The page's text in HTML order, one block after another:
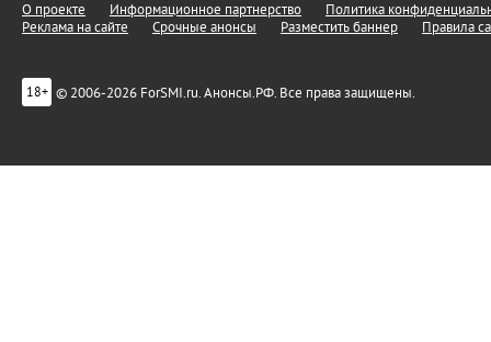
О проекте Информационное партнерство
Политика
Реклама на сайте
Срочные анонсы Разместить баннер Правила
18+ © 2006-2026 ForSMI.ru. Анонсы.РФ. Все права защищены.